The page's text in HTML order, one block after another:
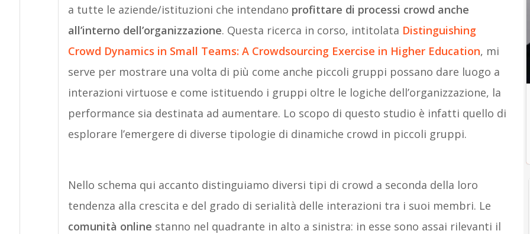
a tutte le aziende/istituzioni che intendano profittare di processi crowd anche
all’interno dell’organizzazione. Questa ricerca in corso, intitolata Distinguishing
Crowd Dynamics in Small Teams: A Crowdsourcing Exercise in Higher Education, mi
serve per mostrare una volta di più come anche piccoli gruppi possano dare luogo a
interazioni virtuose e come istituendo i gruppi oltre le logiche dell’organizzazione, la
performance sia destinata ad aumentare. Lo scopo di questo studio è infatti quello di
esplorare l’emergere di diverse tipologie di dinamiche crowd in piccoli gruppi.
Nello schema qui accanto distinguiamo diversi tipi di crowd a seconda della loro
tendenza alla crescita e del grado di serialità delle interazioni tra i suoi membri. Le
comunità online stanno nel quadrante in alto a sinistra: in esse sono assai rilevanti il